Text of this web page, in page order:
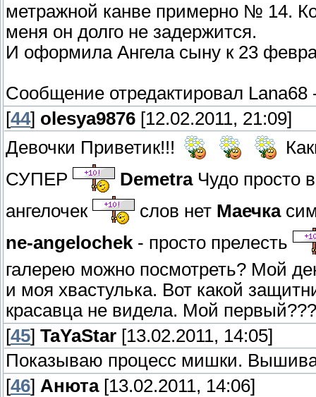
метражной канве примерно № 14.
меня он долго не задержится.
И оформила Ангела сыну к 23
Сообщение отредактировал Lana68
[44] olesya9876 [12.02.2011, 21:09]
Девочки Приветик!!!
СУПЕР
DemetraЧудо просто
ангелочек
слов нет Маечка
ne-angelochek - просто прелесть
галерею можно посмотреть? Мой
и моя хвастулька. Вот какой
красавца не видела. Мой
[45] TaYaStar [13.02.2011, 14:05]
Показываю процесс мишки.
[46] Анюта[13.02.2011, 14:06]